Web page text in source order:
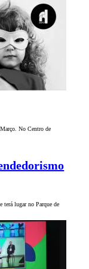
No Centro de
terá lugar no Parque de